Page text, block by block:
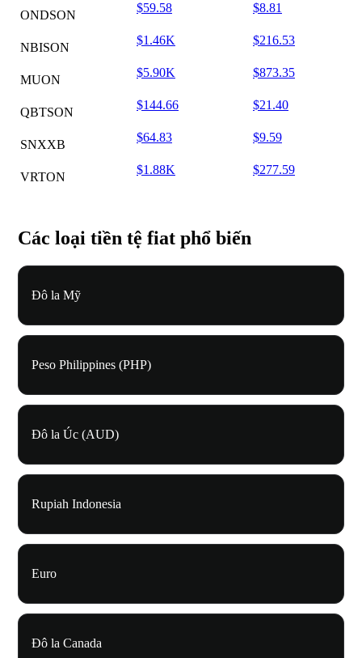
ONDSON
$59.58 $8.81
NBISON
$1.46K $216.53
MUON
$5.90K $873.35
QBTSON
$144.66 $21.40
SNXXB
$64.83 $9.59
VRTON
$1.88K $277.59
Các loại tiền tệ fiat phổ biến
Đô la Mỹ
Peso Philippines (PHP)
Đô la Úc (AUD)
Rupiah Indonesia
Euro
Đô la Canada